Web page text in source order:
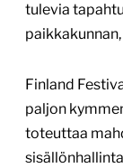
tulevia
Finland
paljon
toteuttaa